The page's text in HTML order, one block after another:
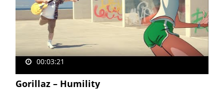
00:03:21
Gorillaz – Humility